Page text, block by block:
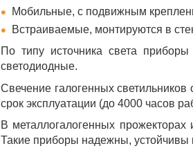
Мобильные, с подвижным
Встраиваемые, монтируются в
По типу источника света
светодиодные.
Свечение галогенных светильников
срок эксплуатации (до 4000 часов
В металлогалогенных
Такие приборы надежны, устойчивы